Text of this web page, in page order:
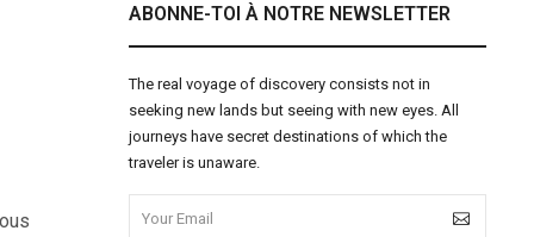
ABONNE-TOI À NOTRE NEWSLETTER
The real voyage of discovery consists not in
seeking new lands but seeing with new eyes. All
journeys have secret destinations of which the
traveler is unaware.